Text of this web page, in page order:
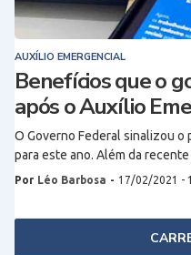
AUXÍLIO EMERGENCIAL
Benefícios que o
após o Auxílio
O Governo Federal sinalizou
para este ano. Além da
Por Léo Barbosa - 17/02/2021 -